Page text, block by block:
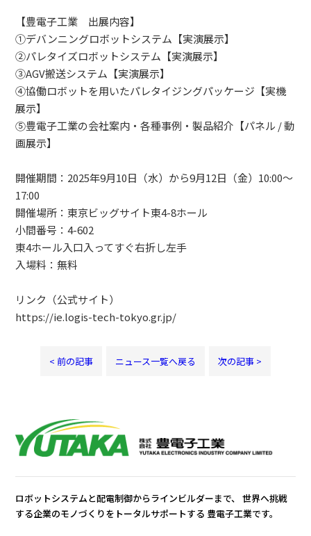
【豊電子工業 出展内容】
①デバンニングロボットシステム【実演展示】
②パレタイズロボットシステム【実演展示】
③AGV搬送システム【実演展示】
④協働ロボットを用いたパレタイジングパッケージ【実機
展示】
⑤豊電子工業の会社案内・各種事例・製品紹介【パネル / 動
画展示】
開催期間：2025年9月10日（水）から9月12日（金）10:00～
17:00
開催場所：東京ビッグサイト東4-8ホール
小間番号：4-602
東4ホール入口入ってすぐ右折し左手
入場料：無料
リンク（公式サイト）
https://ie.logis-tech-tokyo.gr.jp/
< 前の記事 ニュース一覧へ戻る 次の記事 >
ロボットシステムと配電制御からラインビルダーまで、 世界へ挑戦
する企業のモノづくりをトータルサポートする 豊電子工業です。